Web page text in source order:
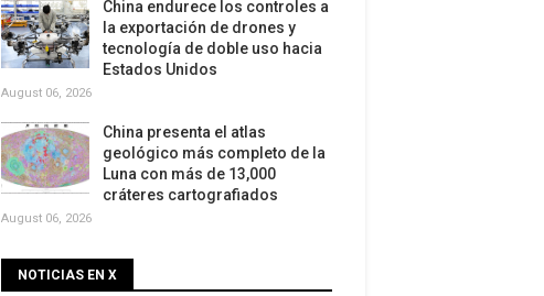
China endurece los controles a
la exportación de drones y
tecnología de doble uso hacia
Estados Unidos
August 06, 2026
China presenta el atlas
geológico más completo de la
Luna con más de 13,000
cráteres cartografiados
August 06, 2026
NOTICIAS EN X